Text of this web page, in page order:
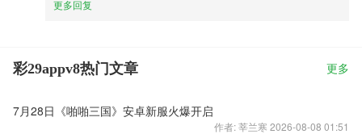
更多回复
彩29appv8热门文章 更多
7月28日《啪啪三国》安卓新服火爆开启
作者: 莘兰寒 2026-08-08 01:51